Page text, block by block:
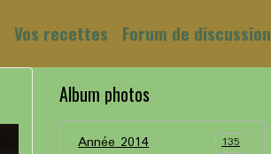
Vos recettes Forum de discussion
Album photos
Année 2014 135